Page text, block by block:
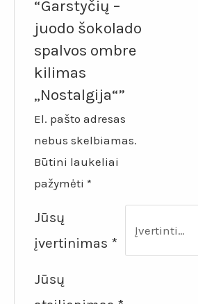
“Garstyčių –
juodo šokolado
spalvos ombre
kilimas
„Nostalgija“”
El. pašto adresas
nebus skelbiamas.
Būtini laukeliai
pažymėti*
Jūsų
įvertinimas *
Jūsų